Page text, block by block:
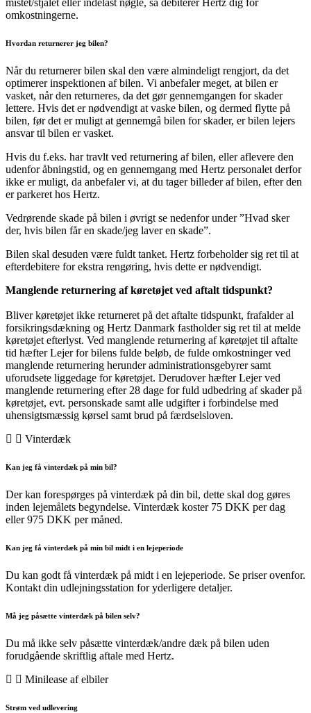
mistet/stjålet eller indelåst nøgle, så debiterer Hertz dig for
omkostningerne.
Hvordan returnerer jeg bilen?
Når du returnerer bilen skal den være almindeligt rengjort, da det
optimerer inspektionen af bilen. Vi anbefaler meget, at bilen er
vasket, når den returneres, da det gør gennemgangen for skader
lettere. Hvis det er nødvendigt at vaske bilen, og dermed flytte på
bilen, før det er muligt at gennemgå bilen for skader, er bilen lejers
ansvar til bilen er vasket.
Hvis du f.eks. har travlt ved returnering af bilen, eller aflevere den
udenfor åbningstid, og en gennemgang med Hertz personalet derfor
ikke er muligt, da anbefaler vi, at du tager billeder af bilen, efter den
er parkeret hos Hertz.
Vedrørende skade på bilen i øvrigt se nedenfor under ”Hvad sker
der, hvis bilen får en skade/jeg laver en skade”.
Bilen skal desuden være fuldt tanket. Hertz forbeholder sig ret til at
efterdebitere for ekstra rengøring, hvis dette er nødvendigt.
Manglende returnering af køretøjet ved aftalt tidspunkt?
Bliver køretøjet ikke returneret på det aftalte tidspunkt, frafalder al
forsikringsdækning og Hertz Danmark fastholder sig ret til at melde
køretøjet efterlyst. Ved manglende returnering af køretøjet til aftalte
tid hæfter Lejer for bilens fulde beløb, de fulde omkostninger ved
manglende returnering herunder administrationsgebyrer samt
uforudsete liggedage for køretøjet. Derudover hæfter Lejer ved
manglende returnering efter 28 dage for fuld udbedring af skader på
køretøjet, evt. personskade samt alle udgifter i forbindelse med
uhensigtsmæssig kørsel samt brud på færdselsloven.
Vinterdæk
Kan jeg få vinterdæk på min bil?
Der kan forespørges på vinterdæk på din bil, dette skal dog gøres
inden lejemålets begyndelse. Vinterdæk koster 75 DKK per dag
eller 975 DKK per måned.
Kan jeg få vinterdæk på min bil midt i en lejeperiode
Du kan godt få vinterdæk på midt i en lejeperiode. Se priser ovenfor.
Kontakt din udlejningsstation for yderligere detaljer.
Må jeg påsætte vinterdæk på bilen selv?
Du må ikke selv påsætte vinterdæk/andre dæk på bilen uden
forudgående skriftlig aftale med Hertz.
Minilease af elbiler
Strøm ved udlevering